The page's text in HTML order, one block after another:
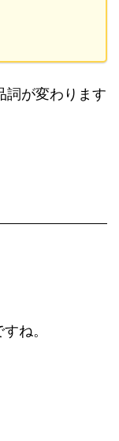
詞が変わります
すね。